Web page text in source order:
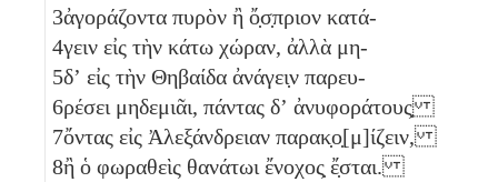
3ἀγοράζοντα πυρὸν ἢ ὄ̣σ̣πριον κατά-
4γειν εἰς τὴν κάτω χώραν, ἀλλὰ μη-
5δʼ εἰς τὴν Θηβαίδα ἀνάγει̣ν παρευ-
6ρέσει μηδεμιᾶι, πάντας δʼ ἀνυφοράτους̣
7ὄντας εἰς Ἀλεξάνδρειαν παρακ̣ο̣[μ]ίζειν,
8ἢ ὁ φωραθεὶς θανάτωι ἔνοχος̣ ἔ̣σται.